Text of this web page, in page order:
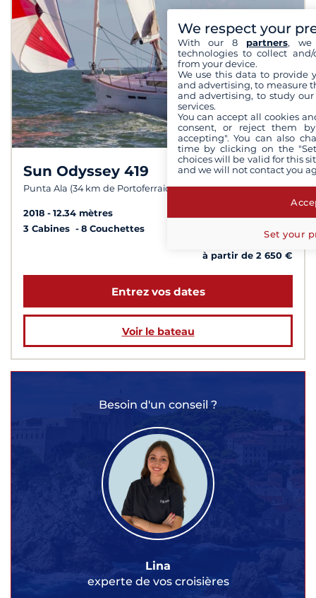
Sun Odyssey 419
Punta Ala (34 km de Portoferraio)
8,8 /10
2018
12.34 mètres
3 Cabines
8 Couchettes
à partir de 2 650 €
Entrez vos dates
Voir le bateau
Besoin d'un conseil ?
Lina
experte de vos croisières
We respect your
With our 8 partners, we
technologies to collect
from your device.
We use this data to provide
and advertising, to measure
and advertising, to study
services.
You can accept all cookies
consent, or reject them
accepting". You can also
time by clicking on the
choices will be valid for this
and we will not contact you
Set your